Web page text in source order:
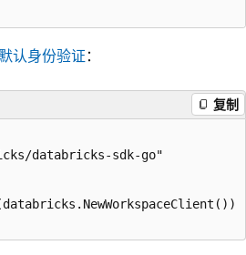
默认身份验证：
复制
databricks-sdk-go"